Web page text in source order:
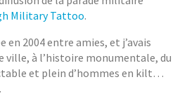
Military Tattoo.
en 2004 entre amies, et j’avais
ville, à l’histoire monumentale, du
et plein d’hommes en kilt…